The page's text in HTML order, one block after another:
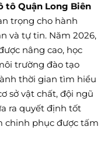
tô Quận Long Biên
trọng cho hành
và tự tin. Năm 2026,
nâng cao, học
trường đào tạo
thời gian tìm hiểu
sở vật chất, đội ngũ
ra quyết định tốt
chinh phục được tấm